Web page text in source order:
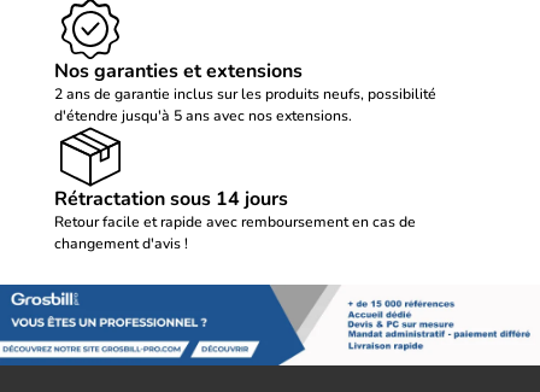
Nos garanties et extensions
2 ans de garantie inclus sur les produits neufs, possibilité
d'étendre jusqu'à 5 ans avec nos extensions.
Rétractation sous 14 jours
Retour facile et rapide avec remboursement en cas de
changement d'avis !